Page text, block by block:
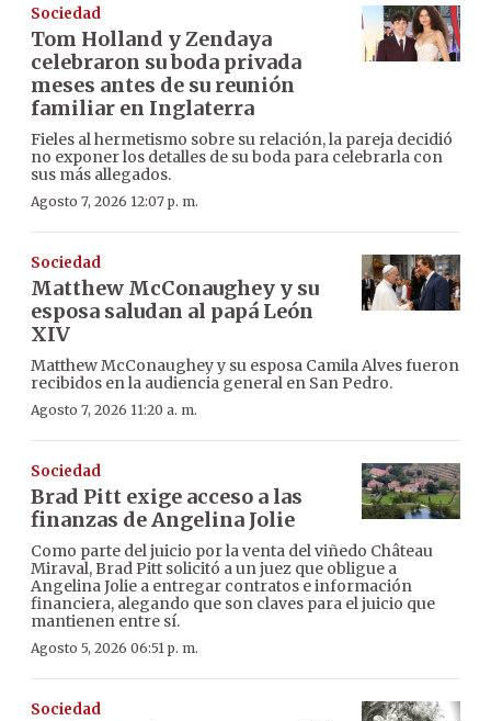
Sociedad
Tom Holland y Zendaya
celebraron su boda privada
meses antes de su reunión
familiar en Inglaterra
Fieles al hermetismo sobre su relación, la pareja decidió
no exponer los detalles de su boda para celebrarla con
sus más allegados.
Agosto 7, 2026 12:07 p. m.
Sociedad
Matthew McConaughey y su
esposa saludan al papá León
XIV
Matthew McConaughey y su esposa Camila Alves fueron
recibidos en la audiencia general en San Pedro.
Agosto 7, 2026 11:20 a. m.
Sociedad
Brad Pitt exige acceso a las
finanzas de Angelina Jolie
Como parte del juicio por la venta del viñedo Château
Miraval, Brad Pitt solicitó a un juez que obligue a
Angelina Jolie a entregar contratos e información
financiera, alegando que son claves para el juicio que
mantienen entre sí.
Agosto 5, 2026 06:51 p. m.
Sociedad